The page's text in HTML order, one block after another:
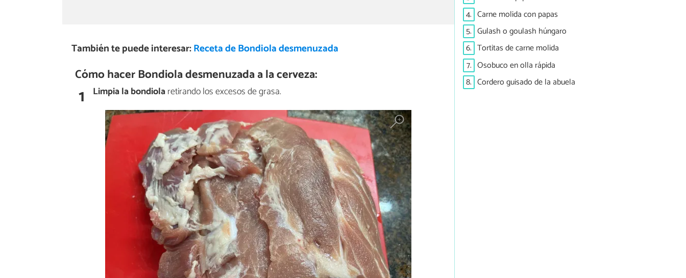
También te puede interesar:Receta de Bondiola desmenuzada
Cómo hacer Bondiola desmenuzada a la cerveza:
1 Limpia la bondiolaretirando los excesos de grasa.
4. Carne molida con papas
5. Gulash o goulash húngaro
6. Tortitas de carne molida
7. Osobuco en olla rápida
8. Cordero guisado de la abuela